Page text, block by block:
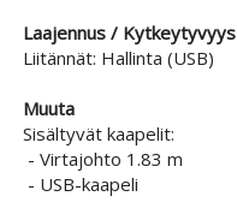
Laajennus / Kytkeytyvyys
Liitännät: Hallinta (USB)
Muuta
Sisältyvät kaapelit:
- Virtajohto 1.83 m
- USB-kaapeli